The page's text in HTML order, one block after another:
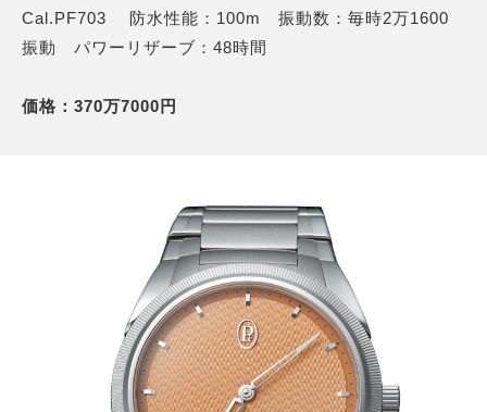
Cal.PF703 防水性能：100m 振動数：毎時2万1600
振動 パワーリザーブ：48時間
価格：370万7000円